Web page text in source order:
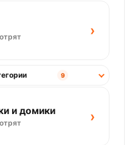
›
9
и домики ›